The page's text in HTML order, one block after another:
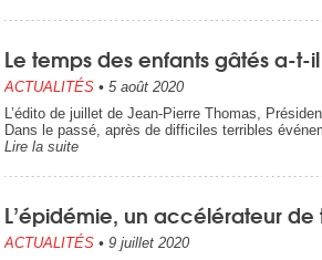
Le temps des enfants gâtés a-t-
ACTUALITÉS • 5 août 2020
L’édito de juillet de Jean-Pierre Thomas,
Dans le passé, après de difficiles terribles
Lire la suite
L’épidémie, un accélérateur
ACTUALITÉS • 9 juillet 2020